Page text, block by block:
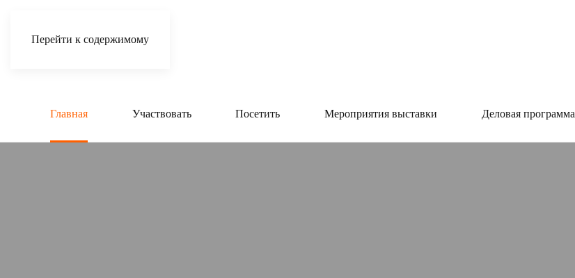
Перейти к содержимому
Главная Участвовать Посетить Мероприятия выставки Деловая программа